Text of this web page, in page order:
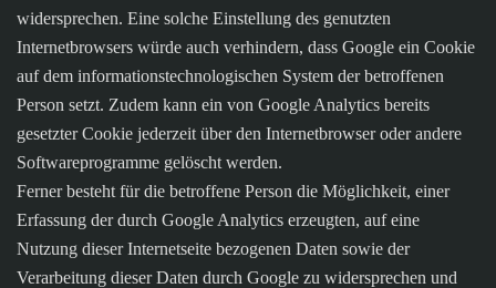
widersprechen. Eine solche Einstellung des genutzten
Internetbrowsers würde auch verhindern, dass Google ein Cookie
auf dem informationstechnologischen System der betroffenen
Person setzt. Zudem kann ein von Google Analytics bereits
gesetzter Cookie jederzeit über den Internetbrowser oder andere
Softwareprogramme gelöscht werden.
Ferner besteht für die betroffene Person die Möglichkeit, einer
Erfassung der durch Google Analytics erzeugten, auf eine
Nutzung dieser Internetseite bezogenen Daten sowie der
Verarbeitung dieser Daten durch Google zu widersprechen und